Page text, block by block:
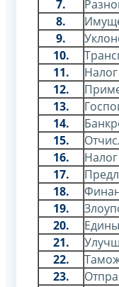
7.
8.
9.
10.
11.
12.
13.
14.
15.
16.
17.
18.
19.
20.
21.
22.
23.